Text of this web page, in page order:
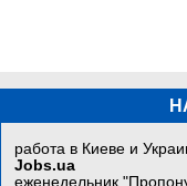
работа в Киеве и
Jobs.ua
еженедельник